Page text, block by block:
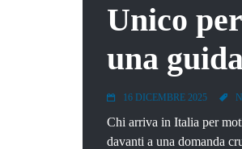
Unico
una
16 DICEMBRE 2025
Chi arriva in Italia per
davanti a una domanda